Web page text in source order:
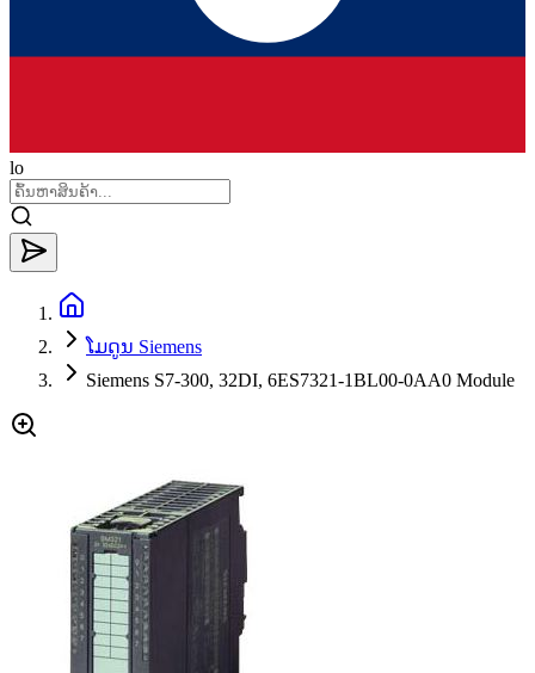
lo
ໂມດູນ Siemens
Siemens S7-300, 32DI, 6ES7321-1BL00-0AA0 Module